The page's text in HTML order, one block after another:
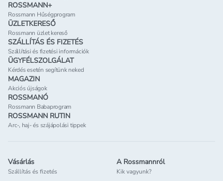
ROSSMANN+
Rossmann Hűségprogram
ÜZLETKERESŐ
Rossmann üzlet kereső
SZÁLLÍTÁS ÉS FIZETÉS
Szállítási és fizetési információk
ÜGYFÉLSZOLGÁLAT
Kérdés esetén segítünk neked
MAGAZIN
Akciós újságok
ROSSMANÓ
Rossmann Babaprogram
ROSSMANN RUTIN
Arc-, haj- és szájápolási tippek
Vásárlás
Szállítás és fizetés
A Rossmannról
Kik vagyunk?